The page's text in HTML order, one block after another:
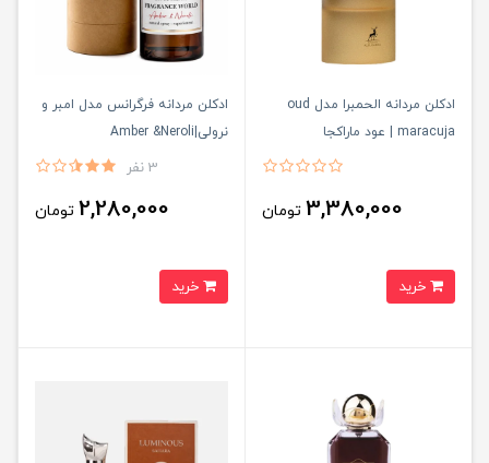
ادکلن مردانه الحمبرا مدل oud
maracuja | عود ماراکجا
3,380,000 تومان
ادكلن مردانه فرگرانس مدل امبر و
نرولى|Amber &Neroli
3 نفر
2,280,000 تومان